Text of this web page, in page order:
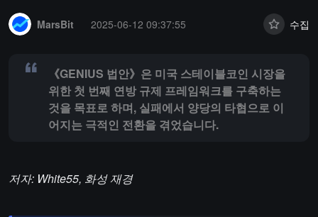
MarsBit
2025-06-12 09:37:55 수집
《GENIUS 법안》은 미국 스테이블코인 시장을
위한 첫 번째 연방 규제 프레임워크를 구축하는
것을 목표로 하며, 실패에서 양당의 타협으로 이
어지는 극적인 전환을 겪었습니다.
저자: White55, 화성 재경